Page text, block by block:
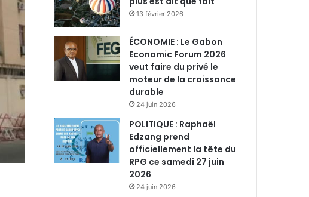
13 février 2026
ÉCONOMIE : Le Gabon
Economic Forum 2026
veut faire du privé le
moteur de la croissance
durable
24 juin 2026
POLITIQUE : Raphaël
Edzang prend
officiellement la tête du
RPG ce samedi 27 juin
2026
24 juin 2026